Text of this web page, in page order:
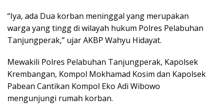
“Iya, ada Dua korban meninggal yang merupakan
warga yang tingg di wilayah hukum Polres Pelabuhan
Tanjungperak,” ujar AKBP Wahyu Hidayat.
Mewakili Polres Pelabuhan Tanjungperak, Kapolsek
Krembangan, Kompol Mokhamad Kosim dan Kapolsek
Pabean Cantikan Kompol Eko Adi Wibowo
mengunjungi rumah korban.